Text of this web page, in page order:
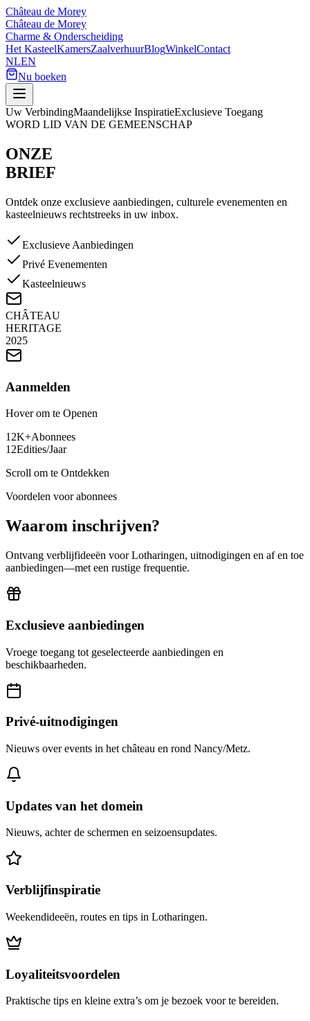
Château de Morey
Château de Morey
Charme & Onderscheiding
Het KasteelKamersZaalverhuurBlogWinkelContact
NLEN
Nu boeken
Uw VerbindingMaandelijkse InspiratieExclusieve Toegang
WORD LID VAN DE GEMEENSCHAP
ONZE
BRIEF
Ontdek onze exclusieve aanbiedingen, culturele evenementen en
kasteelnieuws rechtstreeks in uw inbox.
Exclusieve Aanbiedingen
Privé Evenementen
Kasteelnieuws
CHÂTEAU
HERITAGE
2025
Aanmelden
Hover om te Openen
12K+Abonnees
12Edities/Jaar
Scroll om te Ontdekken
Voordelen voor abonnees
Waarom inschrijven?
Ontvang verblijfideeën voor Lotharingen, uitnodigingen en af en toe
aanbiedingen—met een rustige frequentie.
Exclusieve aanbiedingen
Vroege toegang tot geselecteerde aanbiedingen en
beschikbaarheden.
Privé‑uitnodigingen
Nieuws over events in het château en rond Nancy/Metz.
Updates van het domein
Nieuws, achter de schermen en seizoensupdates.
Verblijfinspiratie
Weekendideeën, routes en tips in Lotharingen.
Loyaliteitsvoordelen
Praktische tips en kleine extra’s om je bezoek voor te bereiden.